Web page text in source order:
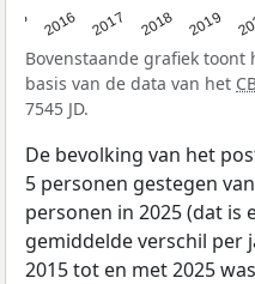
2016 2017 2018 2019
Bovenstaande grafiek
basis van de data van het
7545 JD.
De bevolking van het
5 personen gestegen
personen in 2025 (dat is
gemiddelde verschil per
2015 tot en met 2025